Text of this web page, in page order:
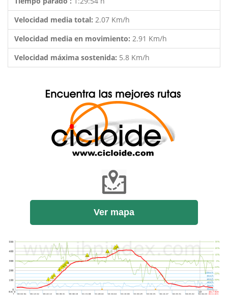
Velocidad media total: 2.07 Km/h
Velocidad media en movimiento: 2.91 Km/h
Velocidad máxima sostenida: 5.8 Km/h
Ver mapa